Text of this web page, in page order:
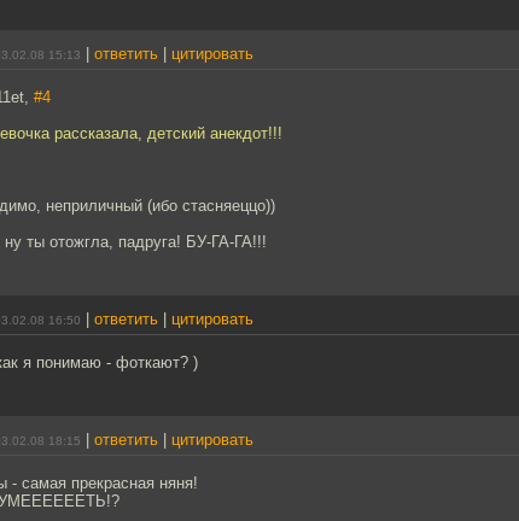
15:13 ответить цитировать
#4
рассказала, детский анекдот!!!
неприличный (ибо стасняеццо))
ну ты отожгла, падруга! БУ-ГА-ГА!!!
16:50 ответить цитировать
я понимаю - фоткают? )
18:15 ответить цитировать
- самая прекрасная няня!